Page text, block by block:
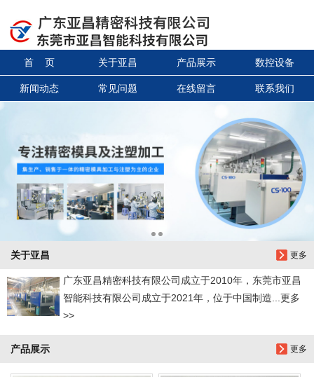
首 页 关于亚昌 产品展示 数控设备
新闻动态 常见问题 在线留言 联系我们
更多
关于亚昌
广东亚昌精密科技有限公司成立于2010年，东莞市亚昌
智能科技有限公司成立于2021年，位于中国制造...更多
>>
更多
产品展示
信息搜索
搜索